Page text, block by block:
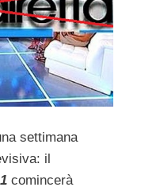
settimana
il
comincerà